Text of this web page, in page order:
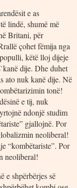
e as
lindë, shumë më
Britani, për
çohet fëmija nga
këtë lloj dijeje
dije. Dhe duhet
ato nuk kanë dije. Në
tonë!
e tij, nuk
ndonjë studim
gjallojnë. Por
neoliberal!
“kombëtariste”. Por
neoliberal!
e shpërbërjes së